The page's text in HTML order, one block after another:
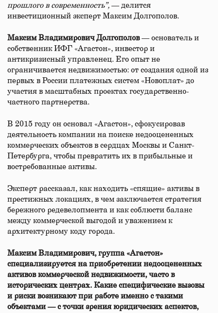
прошлого в современность”, — делится
инвестиционный эксперт Максим Долгополов.
Максим Владимирович Долгополов— основатель и
собственник ИФГ «Агастон», инвестор и
антикризисный управленец. Его опыт не
ограничивается недвижимостью: от создания одной из
первых в России платежных систем «Новоплат» до
участия в масштабных проектах государственно-
частного партнерства.
В 2015 году он основал «Агастон», сфокусировав
деятельность компании на поиске недооцененных
коммерческих объектов в сердцах Москвы и Санкт-
Петербурга, чтобы превратить их в прибыльные и
востребованные активы.
Эксперт рассказал, как находить «спящие» активы в
престижных локациях, в чем заключается стратегия
бережного редевелопмента и как соблюсти баланс
между коммерческой выгодой и уважением к
архитектурному коду города.
Максим Владимирович, группа «Агастон»
специализируется на приобретении недооцененных
активов коммерческой недвижимости, часто в
исторических центрах. Какие специфические вызовы
и риски возникают при работе именно с такими
объектами — с точки зрения юридических аспектов,